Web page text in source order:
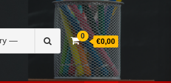
naar:
0
€0,00